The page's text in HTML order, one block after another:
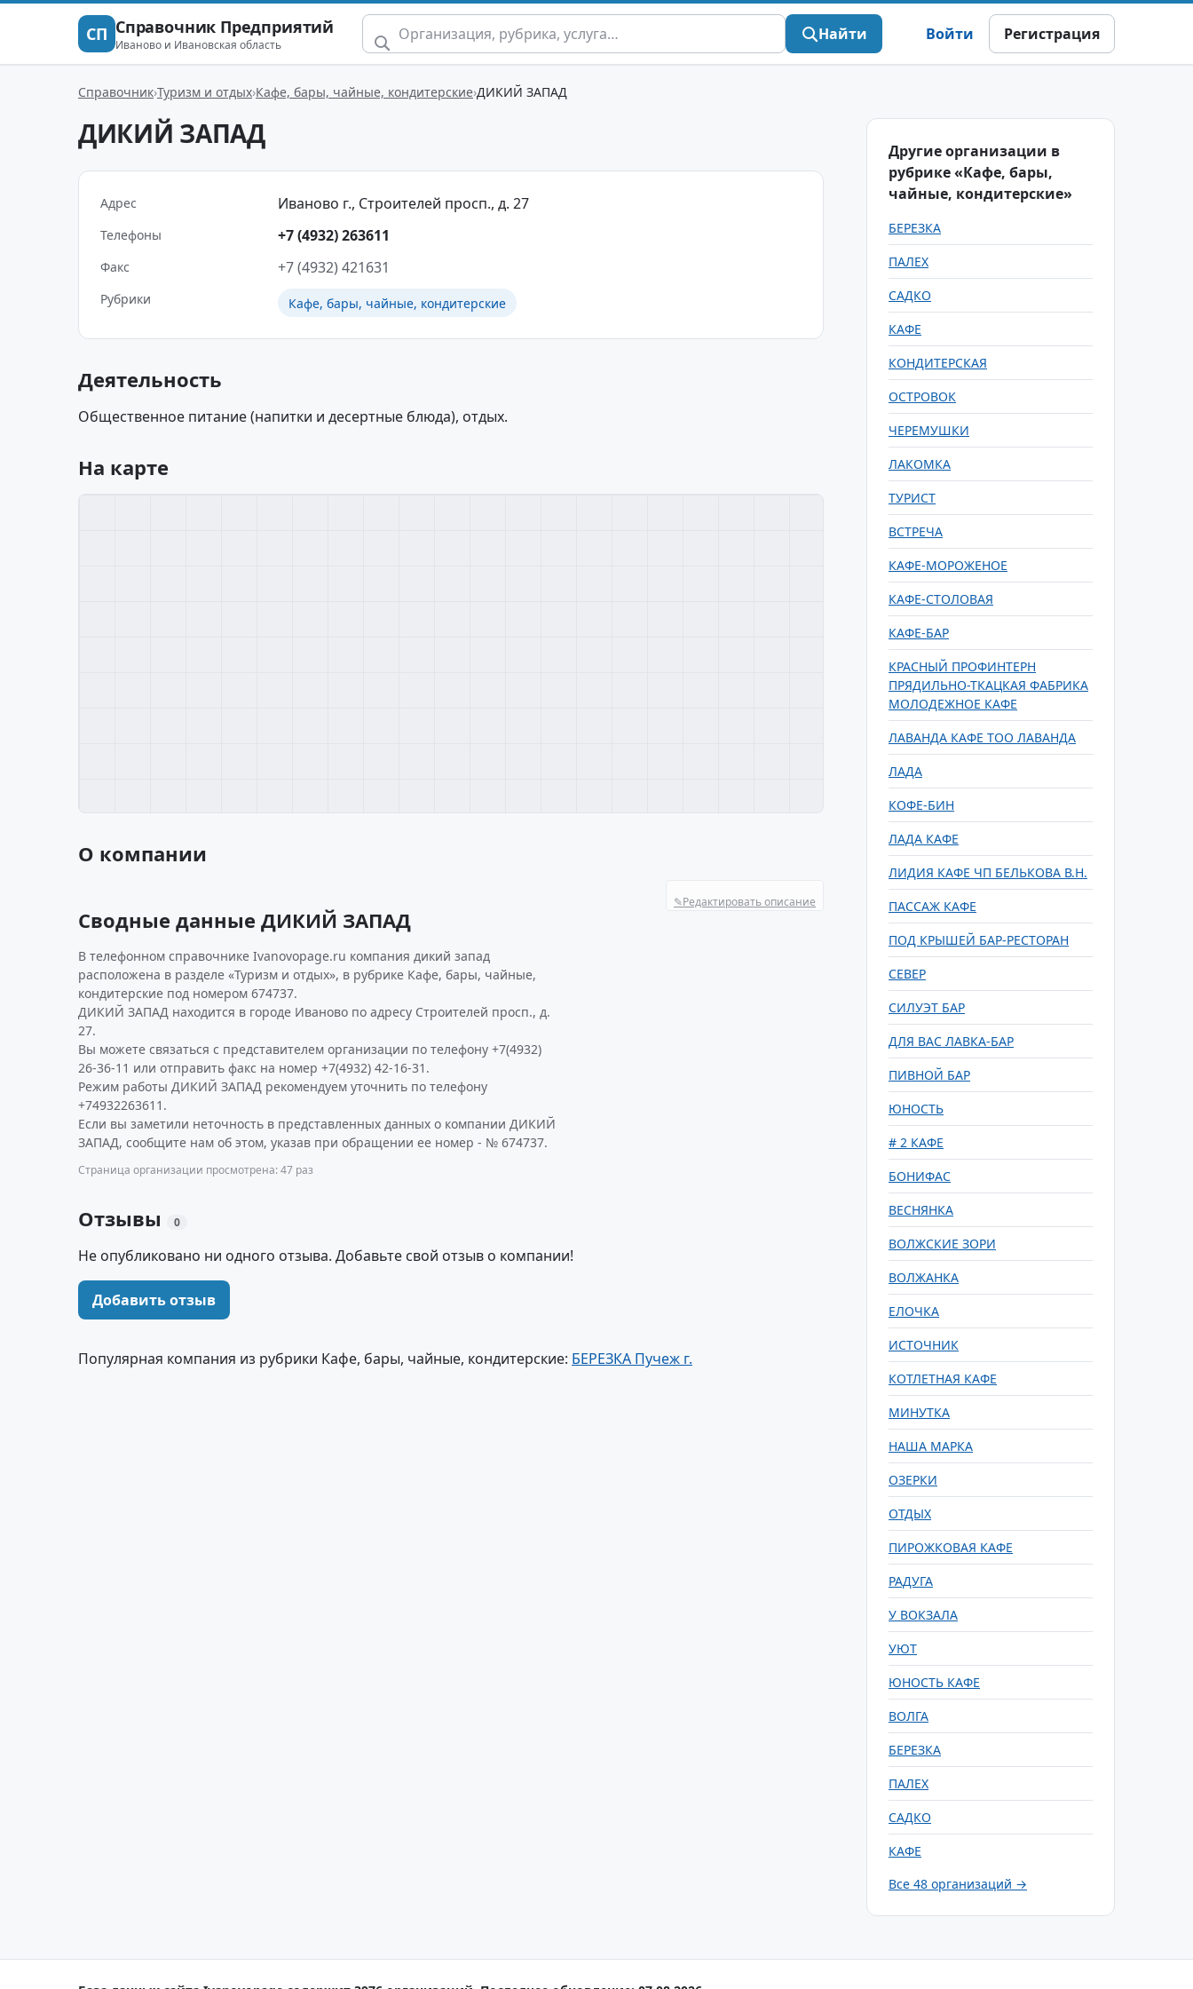
СП Справочник Предприятий
Иваново и Ивановская область
Найти Войти Регистрация
Справочник Туризм и отдых Кафе, бары, чайные, кондитерские ДИКИЙ ЗАПАД
ДИКИЙ ЗАПАД
Адрес Иваново г., Строителей просп., д. 27
Телефоны +7 (4932) 263611
Факс +7 (4932) 421631
Рубрики Кафе, бары, чайные, кондитерские
Деятельность
Общественное питание (напитки и десертные блюда), отдых.
На карте
О компании
✎Редактировать описание
Сводные данные ДИКИЙ ЗАПАД
В телефонном справочнике Ivanovopage.ru компания дикий запад
расположена в разделе «Туризм и отдых», в рубрике Кафе, бары, чайные,
кондитерские под номером 674737.
ДИКИЙ ЗАПАД находится в городе Иваново по адресу Строителей просп., д.
27.
Вы можете связаться с представителем организации по телефону +7(4932)
26-36-11 или отправить факс на номер +7(4932) 42-16-31.
Режим работы ДИКИЙ ЗАПАД рекомендуем уточнить по телефону
+74932263611.
Если вы заметили неточность в представленных данных о компании ДИКИЙ
ЗАПАД, сообщите нам об этом, указав при обращении ее номер - № 674737.
Страница организации просмотрена: 47 раз
Отзывы 0
Не опубликовано ни одного отзыва. Добавьте свой отзыв о компании!
Добавить отзыв
Популярная компания из рубрики Кафе, бары, чайные, кондитерские: БЕРЕЗКА Пучеж г.
Другие организации в
рубрике «Кафе, бары,
чайные, кондитерские»
БЕРЕЗКА
ПАЛЕХ
САДКО
КАФЕ
КОНДИТЕРСКАЯ
ОСТРОВОК
ЧЕРЕМУШКИ
ЛАКОМКА
ТУРИСТ
ВСТРЕЧА
КАФЕ-МОРОЖЕНОЕ
КАФЕ-СТОЛОВАЯ
КАФЕ-БАР
КРАСНЫЙ ПРОФИНТЕРН
ПРЯДИЛЬНО-ТКАЦКАЯ ФАБРИКА
МОЛОДЕЖНОЕ КАФЕ
ЛАВАНДА КАФЕ ТОО ЛАВАНДА
ЛАДА
КОФЕ-БИН
ЛАДА КАФЕ
ЛИДИЯ КАФЕ ЧП БЕЛЬКОВА В.Н.
ПАССАЖ КАФЕ
ПОД КРЫШЕЙ БАР-РЕСТОРАН
СЕВЕР
СИЛУЭТ БАР
ДЛЯ ВАС ЛАВКА-БАР
ПИВНОЙ БАР
ЮНОСТЬ
# 2 КАФЕ
БОНИФАС
ВЕСНЯНКА
ВОЛЖСКИЕ ЗОРИ
ВОЛЖАНКА
ЕЛОЧКА
ИСТОЧНИК
КОТЛЕТНАЯ КАФЕ
МИНУТКА
НАША МАРКА
ОЗЕРКИ
ОТДЫХ
ПИРОЖКОВАЯ КАФЕ
РАДУГА
У ВОКЗАЛА
УЮТ
ЮНОСТЬ КАФЕ
ВОЛГА
БЕРЕЗКА
ПАЛЕХ
САДКО
КАФЕ
Все 48 организаций →